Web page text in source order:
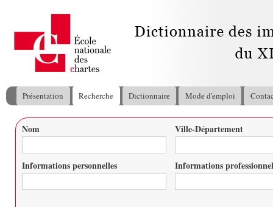
Menu principal
Présentation Recherche Dictionnaire Mode d'emploi
Vous êtes ici
Nom Ville-Département
Informations personnelles Informations